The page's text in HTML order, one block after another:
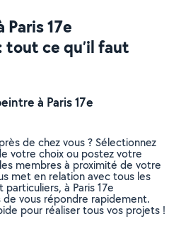
17e
ce qu’il faut
à Paris 17e
de chez vous ? Sélectionnez
votre choix ou postez votre
membres à proximité de votre
met en relation avec tous les
à Paris 17e
vous répondre rapidement.
pour réaliser tous vos projets !